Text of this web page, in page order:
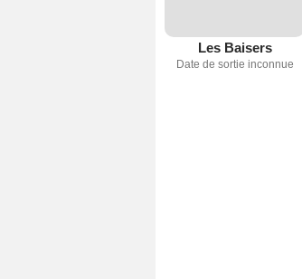
Les Baisers
Date de sortie inconnue